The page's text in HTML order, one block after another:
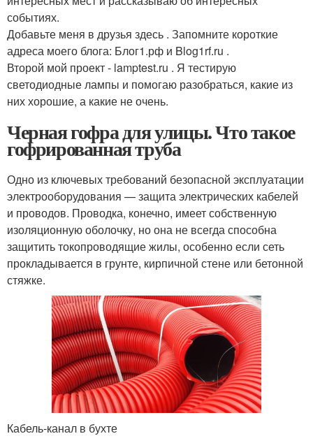
событиях.
Добавьте меня в друзья здесь . Запомните короткие
адреса моего блога: Блог1.рф и Blog1rf.ru .
Второй мой проект - lamptest.ru . Я тестирую
светодиодные лампы и помогаю разобраться, какие из
них хорошие, а какие не очень.
Черная гофра для улицы. Что такое
гофрированная труба
Одно из ключевых требований безопасной эксплуатации
электрооборудования — защита электрических кабелей
и проводов. Проводка, конечно, имеет собственную
изоляционную оболочку, но она не всегда способна
защитить токопроводящие жилы, особенно если сеть
прокладывается в грунте, кирпичной стене или бетонной
стяжке.
Кабель-канал в бухте